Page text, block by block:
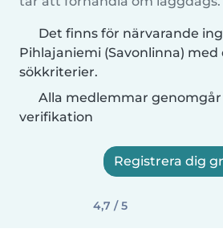
Det finns för närvarande
Pihlajaniemi (Savonlinna) med
sökkriterier.
Alla medlemmar
verifikation
Registrera dig
4,7 / 5